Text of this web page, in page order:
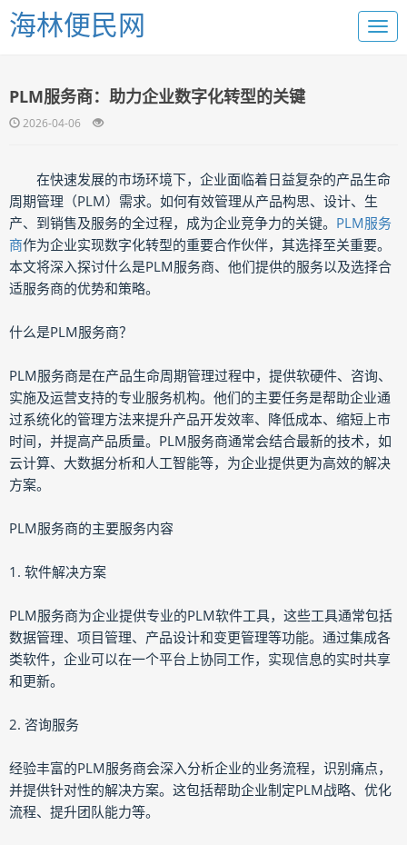
海林便民网
PLM服务商：助力企业数字化转型的关键
2026-04-06
在快速发展的市场环境下，企业面临着日益复杂的产品生命
周期管理（PLM）需求。如何有效管理从产品构思、设计、生
产、到销售及服务的全过程，成为企业竞争力的关键。 PLM服务
商作为企业实现数字化转型的重要合作伙伴，其选择至关重要。
本文将深入探讨什么是PLM服务商、他们提供的服务以及选择合
适服务商的优势和策略。
什么是PLM服务商？
PLM服务商是在产品生命周期管理过程中，提供软硬件、咨询、
实施及运营支持的专业服务机构。他们的主要任务是帮助企业通
过系统化的管理方法来提升产品开发效率、降低成本、缩短上市
时间，并提高产品质量。PLM服务商通常会结合最新的技术，如
云计算、大数据分析和人工智能等，为企业提供更为高效的解决
方案。
PLM服务商的主要服务内容
1. 软件解决方案
PLM服务商为企业提供专业的PLM软件工具，这些工具通常包括
数据管理、项目管理、产品设计和变更管理等功能。通过集成各
类软件，企业可以在一个平台上协同工作，实现信息的实时共享
和更新。
2. 咨询服务
经验丰富的PLM服务商会深入分析企业的业务流程，识别痛点，
并提供针对性的解决方案。这包括帮助企业制定PLM战略、优化
流程、提升团队能力等。